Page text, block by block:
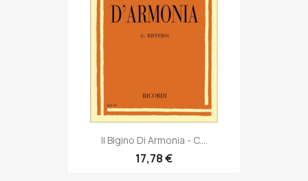
Il Bigino Di Armonia - C....
17,78 €